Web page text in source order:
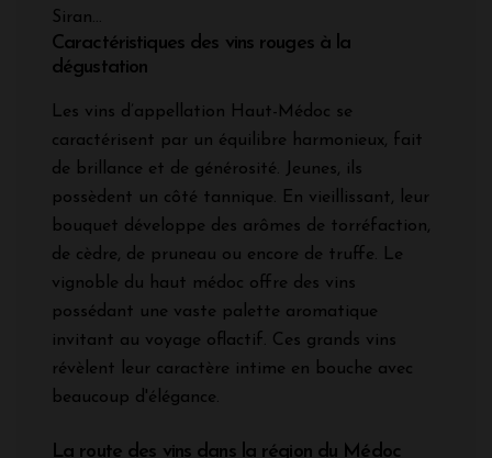
Siran...
Caractéristiques des vins rouges à la
dégustation
Les vins d’appellation Haut-Médoc se
caractérisent par un équilibre harmonieux, fait
de brillance et de générosité. Jeunes, ils
possèdent un côté tannique. En vieillissant, leur
bouquet développe des arômes de torréfaction,
de cèdre, de pruneau ou encore de truffe. Le
vignoble du haut médoc offre des vins
possédant une vaste palette aromatique
invitant au voyage oflactif. Ces grands vins
révèlent leur caractère intime en bouche avec
beaucoup d'élégance.
La route des vins dans la région du Médoc